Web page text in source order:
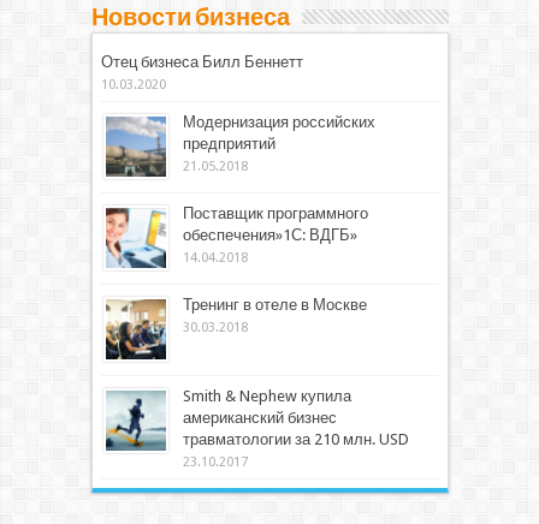
Новости бизнеса
Отец бизнеса Билл Беннетт
10.03.2020
Модернизация российских
предприятий
21.05.2018
Поставщик программного
обеспечения»1С: ВДГБ»
14.04.2018
Тренинг в отеле в Москве
30.03.2018
Smith & Nephew купила
американский бизнес
травматологии за 210 млн. USD
23.10.2017